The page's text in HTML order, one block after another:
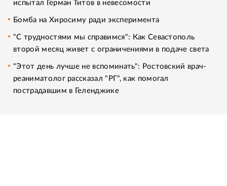
испытал Герман Титов в невесомости
Бомба на Хиросиму ради эксперимента
"С трудностями мы справимся": Как Севастополь
второй месяц живет с ограничениями в подаче света
"Этот день лучше не вспоминать": Ростовский врач-
реаниматолог рассказал "РГ", как помогал
пострадавшим в Геленджике